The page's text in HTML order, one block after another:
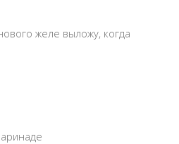
желе выложу, когда